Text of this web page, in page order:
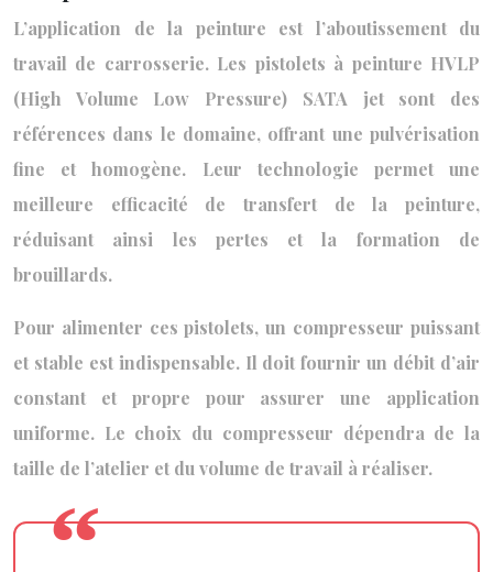
L’application de la peinture est l’aboutissement du
travail de carrosserie. Les pistolets à peinture HVLP
(High Volume Low Pressure) SATA jet sont des
références dans le domaine, offrant une pulvérisation
fine et homogène. Leur technologie permet une
meilleure efficacité de transfert de la peinture,
réduisant ainsi les pertes et la formation de
brouillards.
Pour alimenter ces pistolets, un compresseur puissant
et stable est indispensable. Il doit fournir un débit d’air
constant et propre pour assurer une application
uniforme. Le choix du compresseur dépendra de la
taille de l’atelier et du volume de travail à réaliser.